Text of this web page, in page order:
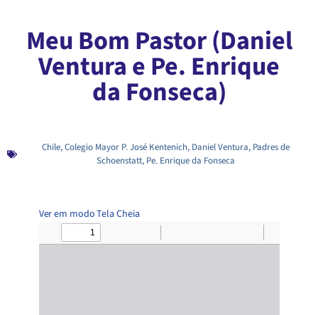
Meu Bom Pastor (Daniel
Ventura e Pe. Enrique
da Fonseca)
Chile,Colegio Mayor P. José Kentenich, Daniel Ventura, Padres de
Schoenstatt, Pe. Enrique da Fonseca
Ver em modo Tela Cheia